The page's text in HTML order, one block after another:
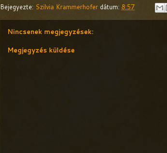
Bejegyezte: Szilvia Krammerhofer dátum: 8:57
Nincsenek megjegyzések:
Megjegyzés küldése